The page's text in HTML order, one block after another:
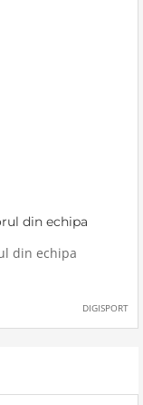
din echipa
din echipa
DIGISPORT